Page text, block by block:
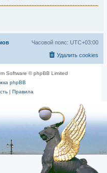
Часовой пояс: UTC+03:00
Удалить cookies
Software © phpBB Limited
phpBB
| Правила